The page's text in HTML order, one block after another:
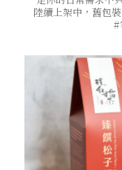
陸續上架中，舊包
#